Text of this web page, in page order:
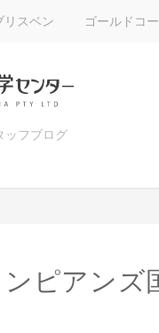
リスベン ゴールドコ
ッフブログ
ピアンズ